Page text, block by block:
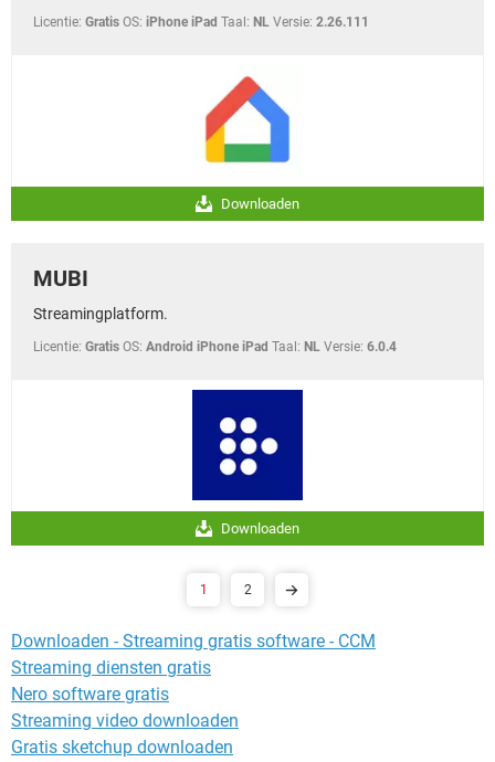
Licentie: Gratis OS: iPhone iPad Taal: NL Versie: 2.26.111
Downloaden
MUBI
Streamingplatform.
Licentie: Gratis OS: Android iPhone iPad Taal: NL Versie: 6.0.4
Downloaden
1 2
Downloaden - Streaming gratis software - CCM
Streaming diensten gratis
Nero software gratis
Streaming video downloaden
Gratis sketchup downloaden